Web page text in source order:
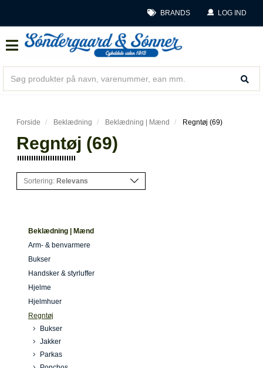
BRANDS LOG IND
Forside Beklædning Beklædning | Mænd Regntøj (69)
Regntøj (69)
Sortering: Relevans
Beklædning | Mænd
Arm- & benvarmere
Bukser
Handsker & styrluffer
Hjelme
Hjelmhuer
Regntøj
Bukser
Jakker
Parkas